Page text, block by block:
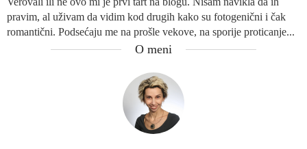
pravim, al uživam da vidim kod drugih kako su fotogenični i čak
romantični. Podsećaju me na prošle vekove, na sporije proticanje...
O meni